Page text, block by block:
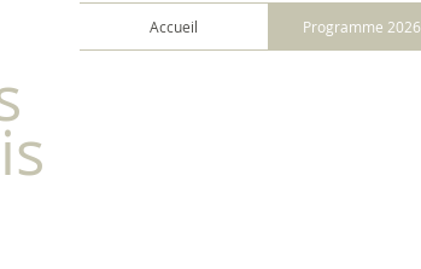
Accueil Programme 2026